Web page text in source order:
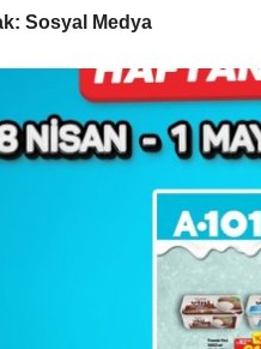
Sosyal Medya